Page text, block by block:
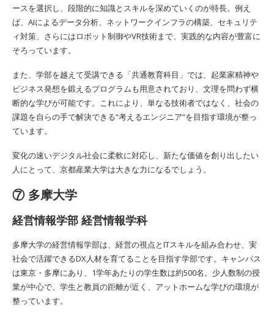
ースを選択し、段階的に知識とスキルを深めていくのが特長。例え
ば、AIによるデータ分析、ネットワークインフラの構築、セキュリテ
ィ対策、さらにはロボット制御やVR技術まで、実践的な内容が豊富に
そろっています。
また、学部を越えて受講できる「共通教育科目」では、起業家精神や
ビジネス発想を鍛えるプログラムも用意されており、文理を問わず横
断的な学びが可能です。これにより、単なる技術者ではなく、社会の
課題を自らの手で解決できる“考えるエンジニア”を目指す環境が整っ
ています。
変化の速いデジタル社会に柔軟に対応し、新たな価値を創り出したい
人にとって、京都産業大学は大きな力になるでしょう。
⑦ 多摩大学
経営情報学部 経営情報学科
多摩大学の経営情報学部は、経営の視点とITスキルを組み合わせ、実
社会で活躍できるDX人材を育てることを目指す学部です。キャンパス
は東京・多摩にあり、1学年あたりの学生数は約500名。少人数制の授
業が中心で、学生と教員の距離が近く、アットホームな学びの環境が
整っています。